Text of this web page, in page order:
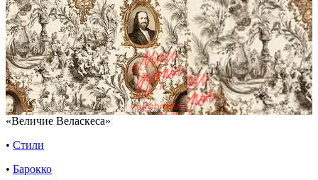
«Величие Веласкеса»
• Стили
• Барокко